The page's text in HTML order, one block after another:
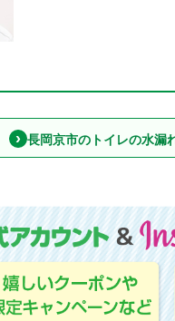
長岡京市のトイレの水漏